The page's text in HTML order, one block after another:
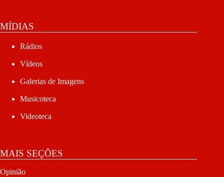
MÍDIAS
Rádios
Vídeos
Galerias de Imagens
Musicoteca
Videoteca
MAIS SEÇÕES
Opinião